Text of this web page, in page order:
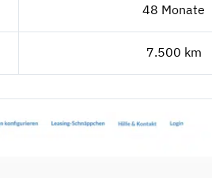
48 Monate
7.500 km